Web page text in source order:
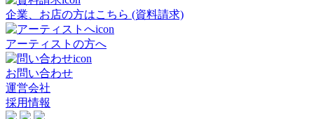
企業、お店の方はこちら (資料請求)
アーティストの方へ
お問い合わせ
運営会社
採用情報